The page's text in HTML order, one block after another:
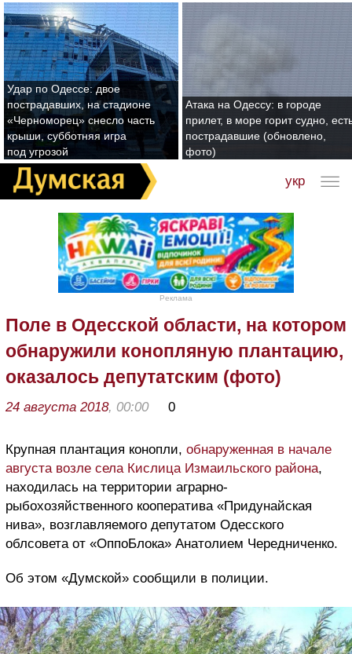
Удар по Одессе: двое
пострадавших, на стадионе
«Черноморец» снесло часть
крыши, субботняя игра
под угрозой
Атака на Одессу: в городе
прилет, в море горит судно,
пострадавшие (обновлено,
фото)
укр
Реклама
Поле в Одесской области, на котором
обнаружили конопляную плантацию,
оказалось депутатским (фото)
24 августа 2018, 00:00 0
Крупная плантация конопли, обнаруженная в начале
августа возле села Кислица Измаильского района,
находилась на территории аграрно-
рыбохозяйственного кооператива «Придунайская
нива», возглавляемого депутатом Одесского
облсовета от «ОппоБлока» Анатолием Чередниченко.
Об этом «Думской» сообщили в полиции.